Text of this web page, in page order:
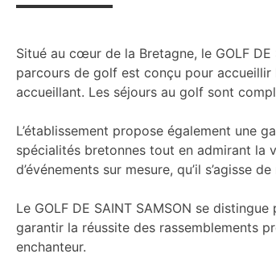
Situé au cœur de la Bretagne, le GOLF
parcours de golf est conçu pour
accueillant. Les séjours au golf sont
L’établissement propose également une
spécialités bretonnes tout en admirant la
d’événements sur mesure, qu’il s’agisse
Le GOLF DE SAINT SAMSON se
garantir la réussite des rassemblements
enchanteur.